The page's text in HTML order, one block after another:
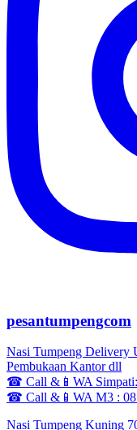
pesantumpengcom
Nasi Tumpeng Delivery
Pembukaan Kantor dll
☎ Call &📱WA Simpati:
☎ Call &📱WA M3 :
Nasi Tumpeng Kuning